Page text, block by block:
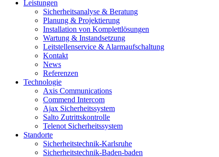
Leistungen
Sicherheitsanalyse & Beratung
Planung & Projektierung​
Installation von Komplettlösungen
Wartung & Instandsetzung
Leitstellenservice & Alarmaufschaltung
Kontakt
News
Referenzen
Technologie
Axis Communications
Commend Intercom
Ajax Sicherheitssystem​
Salto Zutrittskontrolle
Telenot Sicherheitssystem
Standorte
Sicherheitstechnik-Karlsruhe
Sicherheitstechnik-Baden-baden